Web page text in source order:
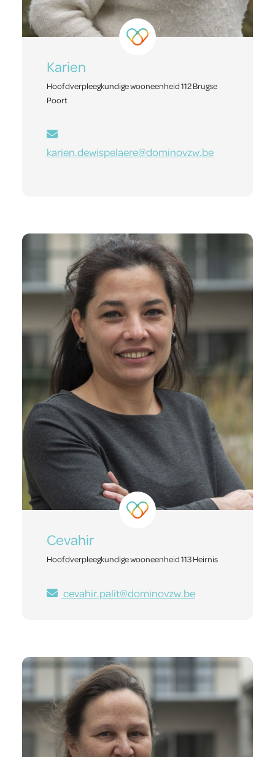
Karien
Hoofdverpleegkundige wooneenheid 112 Brugse
Poort
karien.dewispelaere@dominovzw.be
Cevahir
Hoofdverpleegkundige wooneenheid 113 Heirnis
cevahir.palit@dominovzw.be